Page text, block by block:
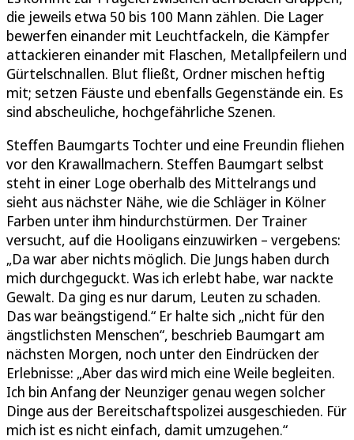
die jeweils etwa 50 bis 100 Mann zählen. Die Lager
bewerfen einander mit Leuchtfackeln, die Kämpfer
attackieren einander mit Flaschen, Metallpfeilern und
Gürtelschnallen. Blut fließt, Ordner mischen heftig
mit; setzen Fäuste und ebenfalls Gegenstände ein. Es
sind abscheuliche, hochgefährliche Szenen.
Steffen Baumgarts Tochter und eine Freundin fliehen
vor den Krawallmachern. Steffen Baumgart selbst
steht in einer Loge oberhalb des Mittelrangs und
sieht aus nächster Nähe, wie die Schläger in Kölner
Farben unter ihm hindurchstürmen. Der Trainer
versucht, auf die Hooligans einzuwirken – vergebens:
„Da war aber nichts möglich. Die Jungs haben durch
mich durchgeguckt. Was ich erlebt habe, war nackte
Gewalt. Da ging es nur darum, Leuten zu schaden.
Das war beängstigend.“ Er halte sich „nicht für den
ängstlichsten Menschen“, beschrieb Baumgart am
nächsten Morgen, noch unter den Eindrücken der
Erlebnisse: „Aber das wird mich eine Weile begleiten.
Ich bin Anfang der Neunziger genau wegen solcher
Dinge aus der Bereitschaftspolizei ausgeschieden. Für
mich ist es nicht einfach, damit umzugehen.“